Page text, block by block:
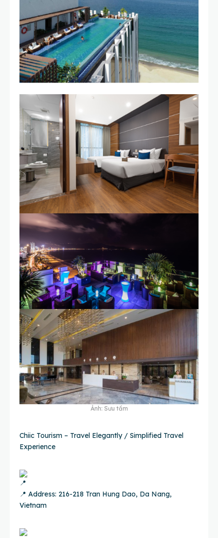
Ảnh: Sưu tầm
Chiic Tourism – Travel Elegantly / Simplified Travel
Experience
📍 Address: 216-218 Tran Hung Dao, Da Nang,
Vietnam